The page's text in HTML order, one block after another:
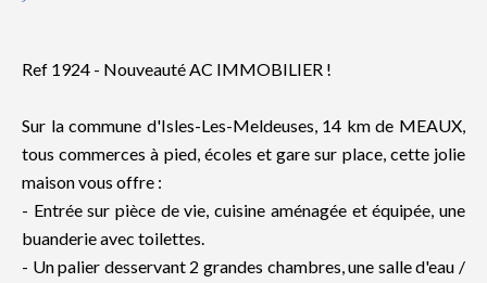
Ref 1924 - Nouveauté AC IMMOBILIER !
Sur la commune d'Isles-Les-Meldeuses, 14 km de MEAUX,
tous commerces à pied, écoles et gare sur place, cette jolie
maison vous offre :
- Entrée sur pièce de vie, cuisine aménagée et équipée, une
buanderie avec toilettes.
- Un palier desservant 2 grandes chambres, une salle d'eau /